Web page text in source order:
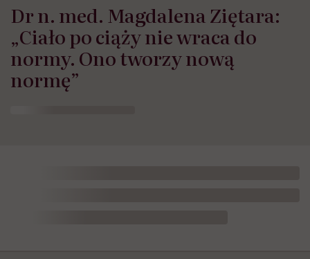
Dr n. med. Magdalena Ziętara:
„Ciało po ciąży nie wraca do
normy. Ono tworzy nową
normę”